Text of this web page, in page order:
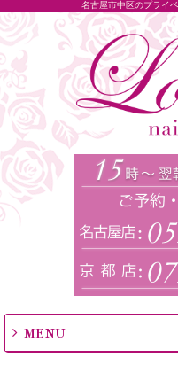
名古屋市中区のプライ
MENU